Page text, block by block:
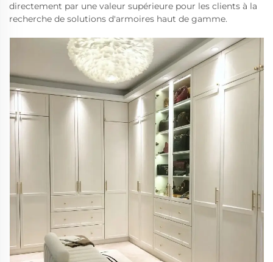
directement par une valeur supérieure pour les clients à la
recherche de solutions d'armoires haut de gamme.